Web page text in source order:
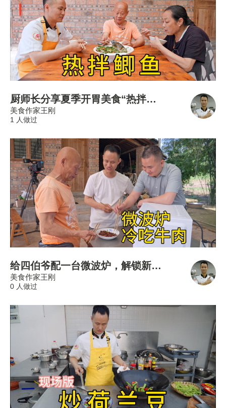
厨师长分享夏季开胃美食“热拌鲫鱼”，四伯密夸真的好吃！
美食作家王刚
1 人做过
给四伯爷配一台微波炉，解锁新吃法，热菜很方便！
美食作家王刚
0 人做过